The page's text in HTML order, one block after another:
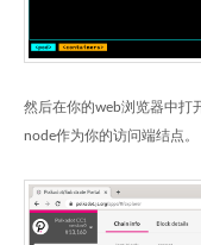
然后在你的web浏览器中打
node作为你的访问端结点。